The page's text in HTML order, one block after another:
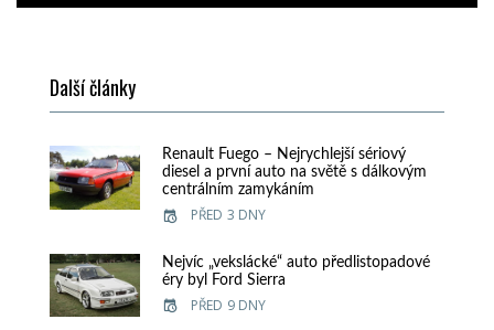
Další články
Renault Fuego – Nejrychlejší sériový
diesel a první auto na světě s dálkovým
centrálním zamykáním
PŘED 3 DNY
Nejvíc „vekslácké“ auto předlistopadové
éry byl Ford Sierra
PŘED 9 DNY